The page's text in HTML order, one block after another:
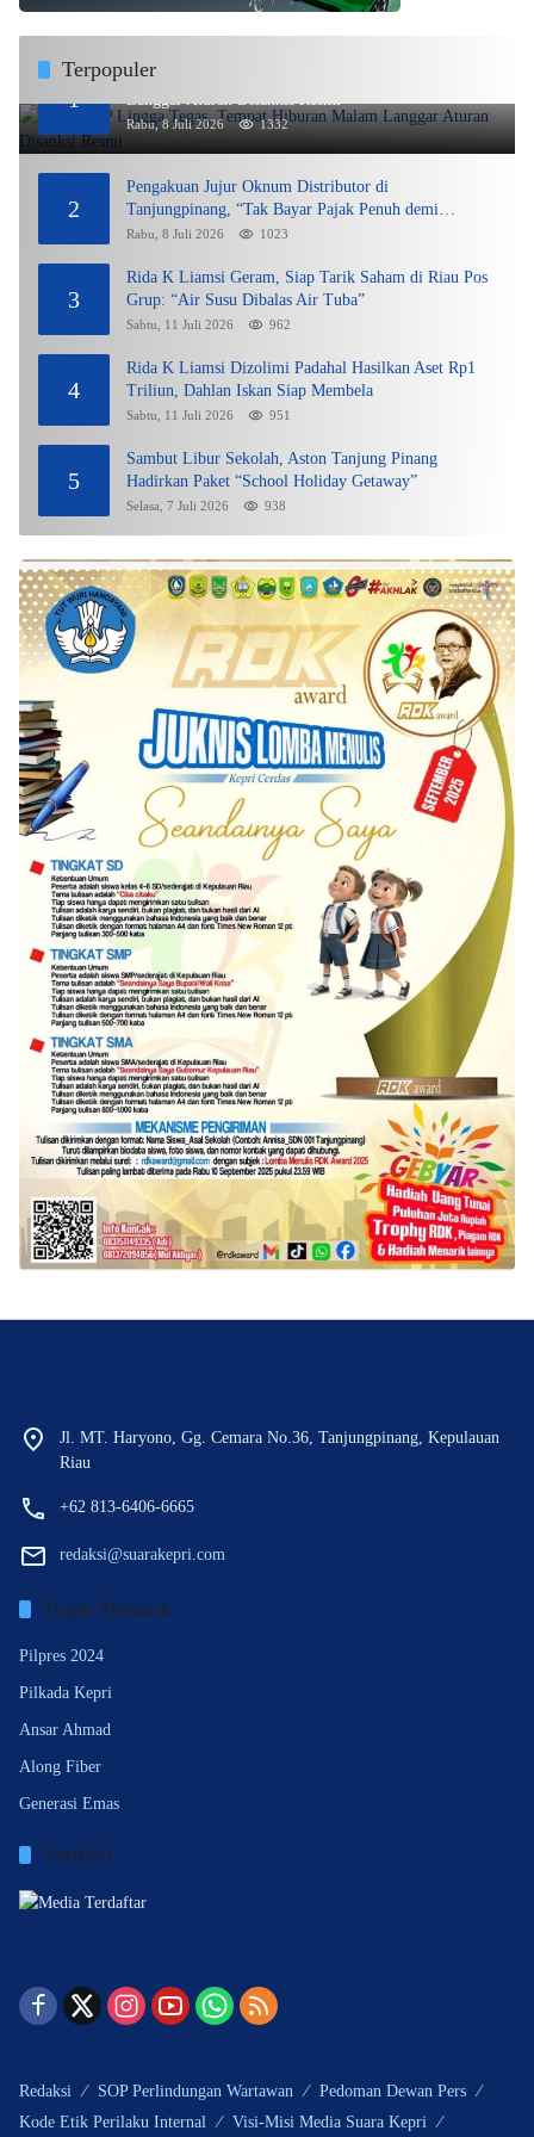
Terpopuler
1
DPMPTSP Lingga Tegas, Tempat Hiburan Malam
Langgar Aturan Disanksi Resmi
Rabu, 8 Juli 2026 1332
2
Pengakuan Jujur Oknum Distributor di
Tanjungpinang, “Tak Bayar Pajak Penuh demi
Untung”
Rabu, 8 Juli 2026 1023
3
Rida K Liamsi Geram, Siap Tarik Saham di Riau Pos
Grup: “Air Susu Dibalas Air Tuba”
Sabtu, 11 Juli 2026 962
4
Rida K Liamsi Dizolimi Padahal Hasilkan Aset Rp1
Triliun, Dahlan Iskan Siap Membela
Sabtu, 11 Juli 2026 951
5
Sambut Libur Sekolah, Aston Tanjung Pinang
Hadirkan Paket “School Holiday Getaway”
Selasa, 7 Juli 2026 938
Jl. MT. Haryono, Gg. Cemara No.36, Tanjungpinang, Kepulauan
Riau
+62 813-6406-6665
redaksi@suarakepri.com
Topik Menarik
Pilpres 2024
Pilkada Kepri
Ansar Ahmad
Along Fiber
Generasi Emas
Verified
Redaksi SOP Perlindungan Wartawan
Pedoman Dewan Pers
Kode Etik Perilaku Internal
Visi-Misi Media Suara Kepri